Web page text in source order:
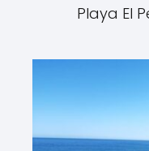
Playa El